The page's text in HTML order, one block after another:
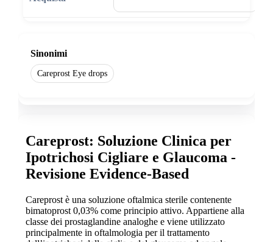
Sinonimi
Careprost Eye drops
Careprost: Soluzione Clinica per
Ipotrichosi Cigliare e Glaucoma -
Revisione Evidence-Based
Careprost è una soluzione oftalmica sterile contenente
bimatoprost 0,03% come principio attivo. Appartiene alla
classe dei prostaglandine analoghe e viene utilizzato
principalmente in oftalmologia per il trattamento